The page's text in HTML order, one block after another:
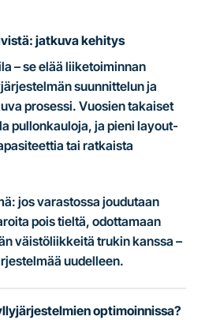
jatkuva kehitys
– se elää liiketoiminnan
suunnittelun ja
prosessi. Vuosien takaiset
pullonkauloja, ja pieni layout-
tai ratkaista
jos varastossa joudutaan
pois tieltä, odottamaan
väistöliikkeitä trukin kanssa –
uudelleen.
optimoinnissa?